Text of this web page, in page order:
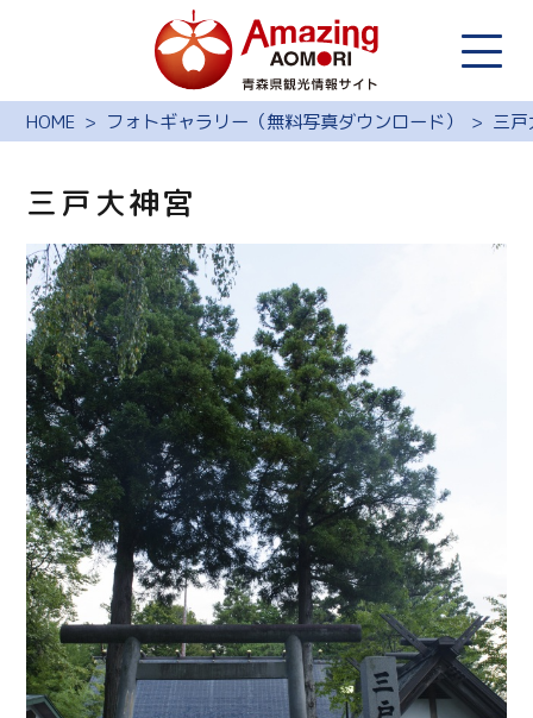
HOME フォトギャラリー（無料写真ダウンロード） 三
三戸大神宮